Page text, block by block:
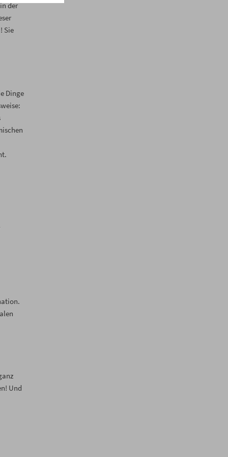
der
Sie
Dinge
Und